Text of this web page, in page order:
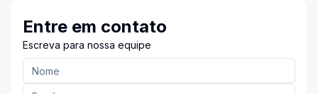
Entre em contato
Escreva para nossa equipe